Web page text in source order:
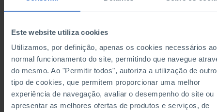
Este website utiliza cookies
Utilizamos, por definição, apenas os cookies necessários ao
normal funcionamento do site, permitindo que navegue
do mesmo. Ao "Permitir todos", autoriza a utilização de outro
tipo de cookies, que permitem proporcionar uma melhor
experiência de navegação, avaliar o desempenho do site ou
apresentar as melhores ofertas de produtos e serviços, de
Região Autónoma dos Açores
Região Autónoma da Madeira
Data according to the 2024 version of the
Nomenclature of Territorial Units for Statistical
Purposes (NUTS). For data from the 2013 Version
NUTS II and III, updated to January 2024, see the
Excel archive file available
Sources/Entities: INE, PORDATA
Last updated: 2026-07-09